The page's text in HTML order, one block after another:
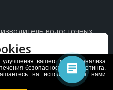
водосточных
данных
.
с политикой
данных Cookie
вашего опыта, анализа
безопасности и маркетинга.
на использование нами